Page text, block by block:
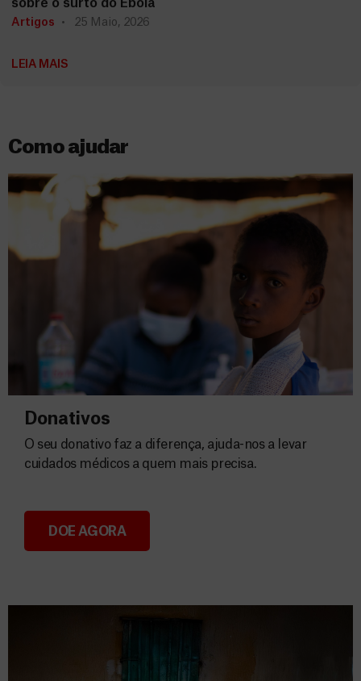
sobre o surto do Ébola
Artigos 25 Maio, 2026
LEIA MAIS
Como ajudar
Donativos
Donativos
O seu donativo faz a diferença, ajuda-nos a levar
cuidados médicos a quem mais precisa.
DOE AGORA